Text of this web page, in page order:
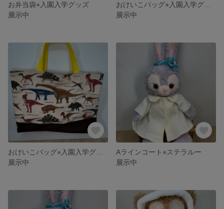
お弁当袋⭐︎入園入学グッズ
展示中
展示中
展示中
Aラインコート⭐︎ステラルー
展示中